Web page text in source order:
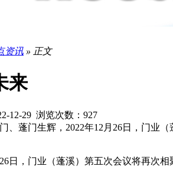
资讯 » 正文
来
12-29 浏览次数： 927
、蓬门生辉，2022年12月26日，门业
日，门业（蓬溪）第五次会议将再次相